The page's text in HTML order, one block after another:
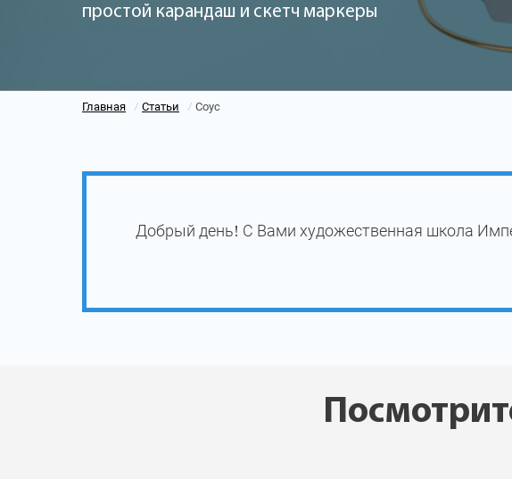
простой карандаш и скетч маркеры
Главная / Статьи / Соус
Добрый день! С Вами художественная школа